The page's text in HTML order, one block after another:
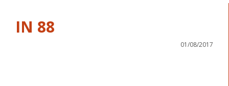
IN 88
01/08/2017